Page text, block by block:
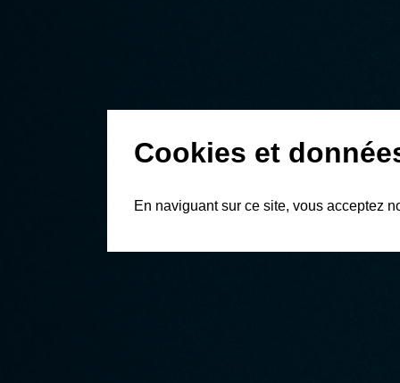
Cookies et
En naviguant sur ce site, vous acceptez